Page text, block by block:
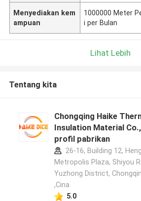
Menyediakan kem
ampuan
1000000 Meter
i per Bulan
Lihat Lebih
Tentang kita
Chongqing Haike
Insulation Material
profil pabrikan
26-16, Building 12,
Metropolis Plaza, Shiyou
Yuzhong District,
,Cina
5.0